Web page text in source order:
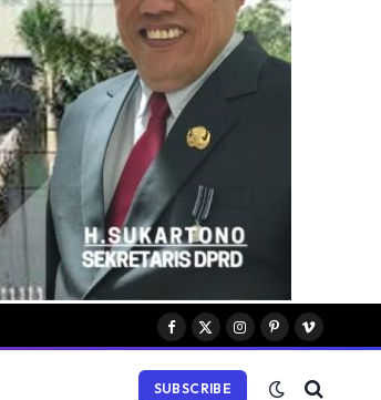
Facebook
X
Instagram
PinterestVimeo
SUBSCRIBE